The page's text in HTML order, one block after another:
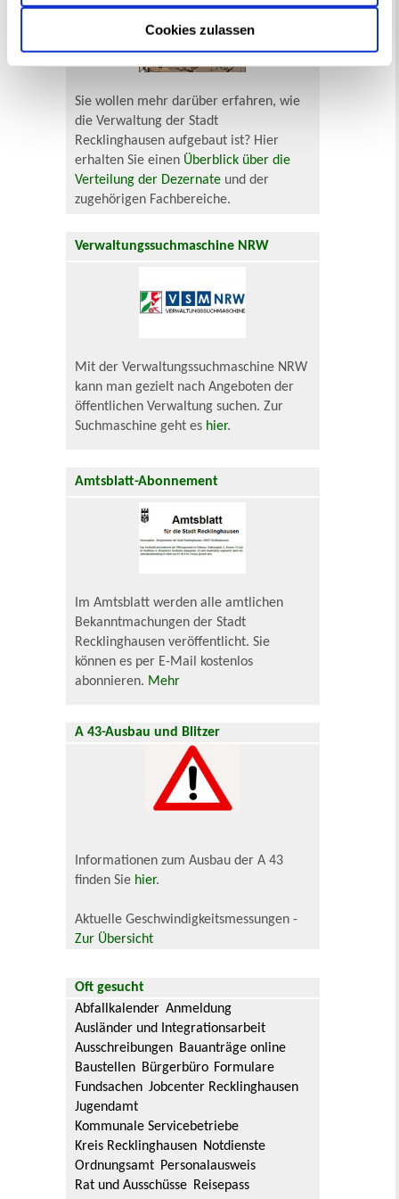
Cookies zulassen
Sie wollen mehr darüber erfahren, wie
die Verwaltung der Stadt
Recklinghausen aufgebaut ist? Hier
erhalten Sie einen Überblick über die
Verteilung der Dezernate und der
zugehörigen Fachbereiche.
Verwaltungssuchmaschine NRW
Mit der Verwaltungssuchmaschine NRW
kann man gezielt nach Angeboten der
öffentlichen Verwaltung suchen. Zur
Suchmaschine geht es hier.
Amtsblatt-Abonnement
Im Amtsblatt werden alle amtlichen
Bekanntmachungen der Stadt
Recklinghausen veröffentlicht. Sie
können es per E-Mail kostenlos
abonnieren. Mehr
A 43-Ausbau und Blitzer
Informationen zum Ausbau der A 43
finden Sie hier.
Aktuelle Geschwindigkeitsmessungen -
Zur Übersicht
Oft gesucht
Abfallkalender Anmeldung
Ausländer und Integrationsarbeit
Ausschreibungen Bauanträge online
Baustellen Bürgerbüro Formulare
Fundsachen Jobcenter Recklinghausen
Jugendamt
Kommunale Servicebetriebe
Kreis Recklinghausen Notdienste
Ordnungsamt Personalausweis
Rat und Ausschüsse Reisepass